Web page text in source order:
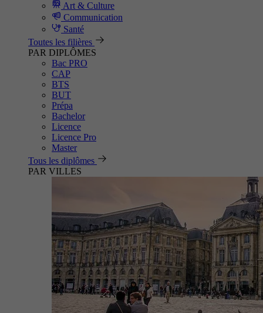
Art & Culture
Communication
Santé
Toutes les filières
PAR DIPLÔMES
Bac PRO
CAP
BTS
BUT
Prépa
Bachelor
Licence
Licence Pro
Master
Tous les diplômes
PAR VILLES